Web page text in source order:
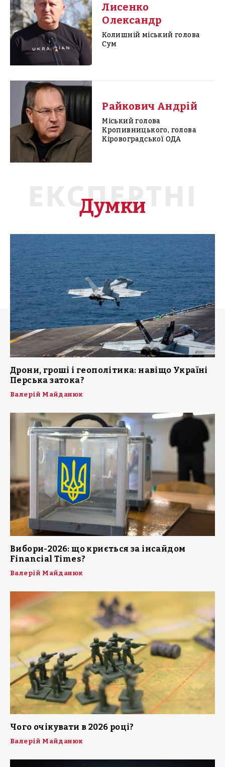
Лисенко
Олександр
Колишній міський голова
Сум
Райкович Андрій
Міський голова
Кропивницького, голова
Кіровоградської ОДА
ЕКСПЕРТНІ
Думки
Дрони, гроші і геополітика: навіщо Україні
Перська затока?
Валерій Майданюк
Вибори-2026: що криється за інсайдом
Financial Times?
Валерій Майданюк
Чого очікувати в 2026 році?
Валерій Майданюк